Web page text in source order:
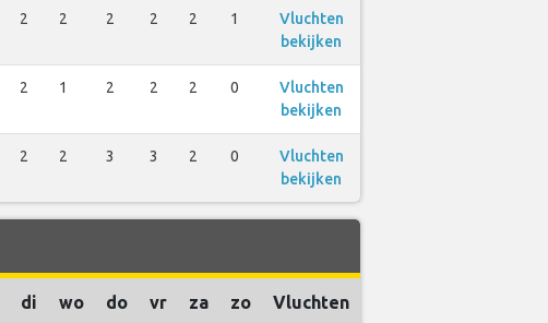
2 2 2 2 2 1
Vluchten
bekijken
2 1 2 2 2 0
Vluchten
bekijken
2 2 3 3 2 0
Vluchten
bekijken
di wo do vr za zo Vluchten